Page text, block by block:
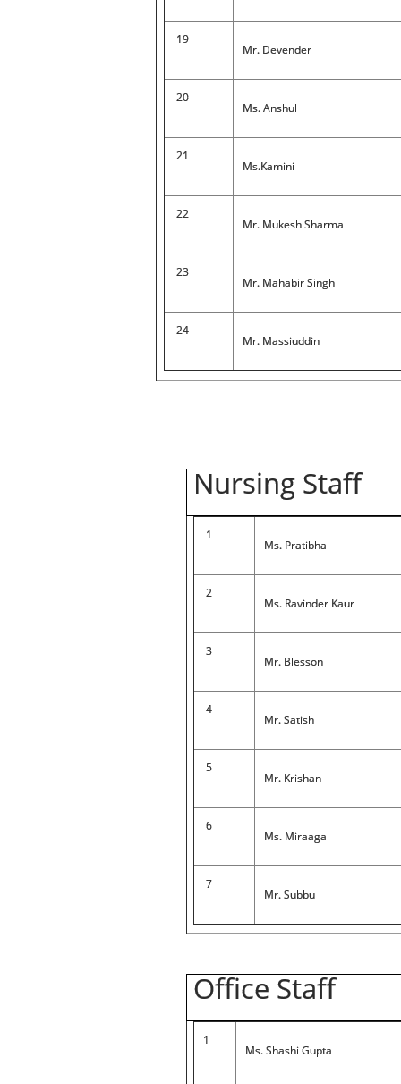
19
Mr. Devender
20
Ms. Anshul
21
Ms.Kamini
22
Mr. Mukesh Sharma
23
Mr. Mahabir Singh
24
Mr. Massiuddin
Nursing Staff
1
Ms. Pratibha
2
Ms. Ravinder Kaur
3
Mr. Blesson
4
Mr. Satish
5
Mr. Krishan
6
Ms. Miraaga
7
Mr. Subbu
Office Staff
1
Ms. Shashi Gupta